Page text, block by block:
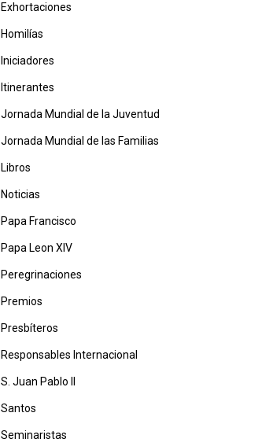
Exhortaciones
Homilías
Iniciadores
Itinerantes
Jornada Mundial de la Juventud
Jornada Mundial de las Familias
Libros
Noticias
Papa Francisco
Papa Leon XIV
Peregrinaciones
Premios
Presbíteros
Responsables Internacional
S. Juan Pablo II
Santos
Seminaristas